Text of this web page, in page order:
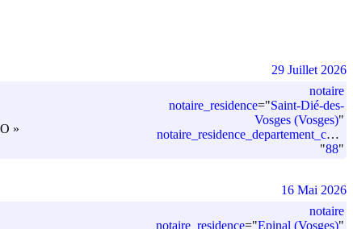
»
notaire
notaire_residence="Saint-Dié-des-
Vosges (Vosges)"
notaire_residence_departement_code
"88"
29 Juillet 2026
notaire
notaire_residence="Epinal (Vosges)"
16 Mai 2026